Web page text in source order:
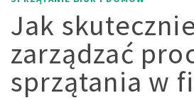
Jak
zarządzać
sprzątania w